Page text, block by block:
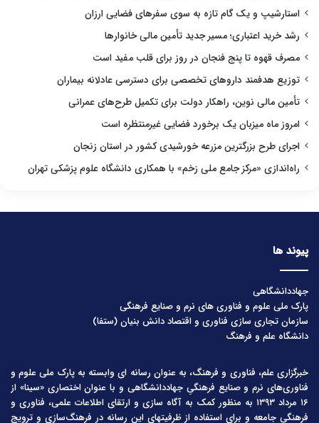
استارشیپ و یک گام تازه به سوی سفرهای فضایی ارزان
رشد خرید اعتباری؛ مسیر جدید تأمین مالی خانوارها
مصرف قهوه تا پنج فنجان در روز برای قلب مفید است
توزیع هدفمند داروهای تخصصی برای دسترسی عادلانه بیماران
تأمین مالی نوین، راهکار دولت برای تکمیل طرح‌های عمرانی
امروز ماه میزبان یک برخورد فضایی غیرمنتظره است
اجرای طرح بزرگترین مزرعه خورشیدی کشور در استان زنجان
راه‌اندازی «مرکز جامع ملی زخم» با همکاری دانشگاه علوم پزشکی تهران
پیوند ها
جهاددانشگاهی
پارک ملی علوم و فناوری های نرم و صنایع فرهنگی
سازمان تجاری سازی فناوری و اقتصاد دانش بنیان (ستفا)
دانشگاه علم و فرهنگ
خبرگزاری علم، فناوری و فرهنگ، به عنوان رسانه ای وابسته به پارک ملی علوم و
فناوری‌های نرم و صنایع فرهنگیِ جهاددانشگاهی و با عنوان اختصاری «سینا» از
۱۶ مرداد ۱۳۹۳ به منظور کمک به آگاه سازی و ارتقای اطلاعات علمی، فناوری و
فرهنگی جامعه و برای استفاده از ظرفیتهای این رسانه در فرهنگ‌سازی و ترویج